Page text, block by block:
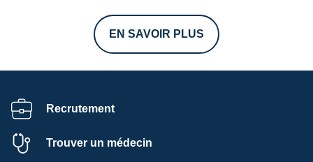
EN SAVOIR PLUS
Recrutement
Trouver un médecin